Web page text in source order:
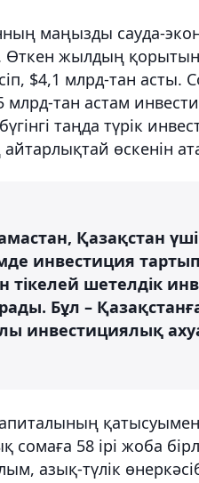
маңызды сауда-
Өткен жылдың
$4,1 млрд-тан асты.
тан астам
таңда түрік
өскенін
Қазақстан
инвестиция
тікелей шетелдік
Бұл –
инвестициялық
58 ірі жоба
азық-түлік